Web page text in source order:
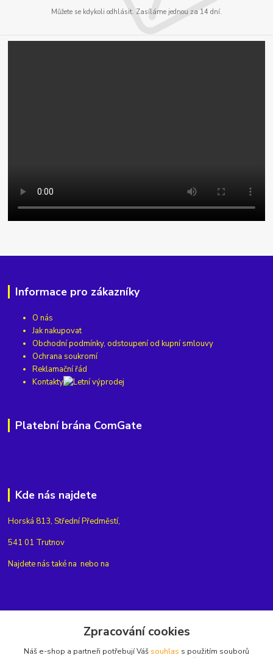
Můžete se kdykoli odhlásit. Zasíláme jednou za 14 dní.
Informace pro zákazníky
O nás
Jak nakupovat
Obchodní podmínky, odstoupení od kupní smlouvy
Ochrana soukromí
Reklamační řád
Kontakty
Platební brána ComGate
Kde nás najdete
Horská 813, Střední Předměstí,
541 01 Trutnov
Najdete nás také na nebo na
Zpracování cookies
Náš e-shop a partneři potřebují Váš souhlas s použitím souborů